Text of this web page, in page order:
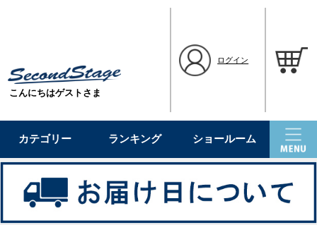
こんにちはゲストさま
ログイン
カテゴリー ランキング ショールーム